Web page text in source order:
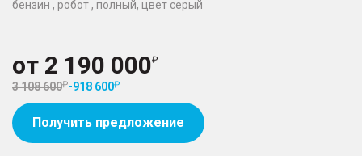
бензин , робот , полный, цвет серый
от 2 190 000
3 108 600 -918 600
Получить предложение